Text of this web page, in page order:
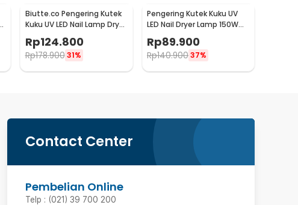
Biutte.co Pengering Kutek
Kuku UV LED Nail Lamp Dryer
150W 57 LED - D9
Rp124.800
Rp178.900 31%
Pengering Kutek Kuku UV
LED Nail Dryer Lamp 150W
57 LED - D9
Rp89.900
Rp140.90037%
Contact Center
Pembelian Online
Telp : (021) 39 700 200